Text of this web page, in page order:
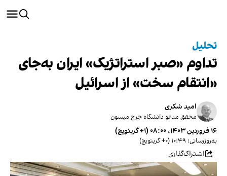
تحلیل
تداوم «صبر استراتژیک» ایران به‌جای
«انتقام سخت» از اسرائیل
امید شکری
محقق مدعو دانشگاه جرج میسون
۱۶ فروردین ۱۴۰۳، ۰۸:۰۰ (‎+۱ گرینویچ)
به‌روزرسانی: ۱۰:۴۹ (‎+۰ گرینویچ)
اشتراک‌گذاری